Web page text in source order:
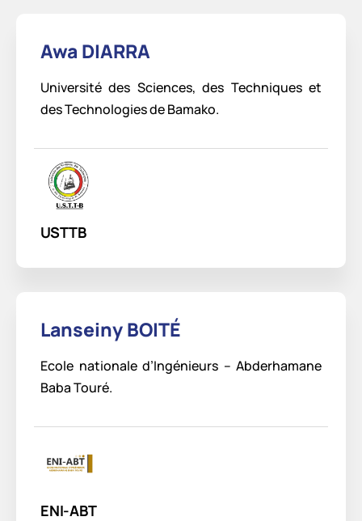
Awa DIARRA
Université des Sciences, des Techniques et
des Technologies de Bamako.
USTTB
Lanseiny BOITÉ
Ecole nationale d’Ingénieurs – Abderhamane
Baba Touré.
ENI-ABT